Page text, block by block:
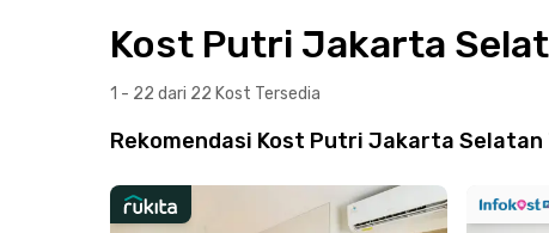
Kost Putri Jakarta
1 - 22 dari 22 Kost Tersedia
Rekomendasi Kost Putri Jakarta Selatan